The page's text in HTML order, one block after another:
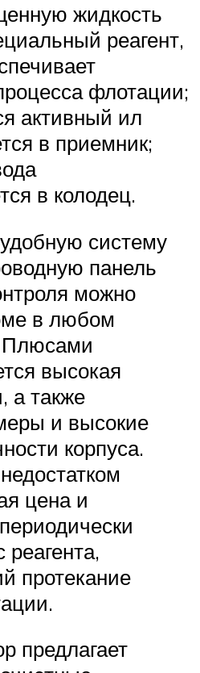
жидкость
реагент,
флотации;
активный ил
в приемник;
в колодец.
систему
панель
можно
в любом
Плюсами
высокая
а также
и высокие
корпуса.
цена и
реагента,
протекание
предлагает